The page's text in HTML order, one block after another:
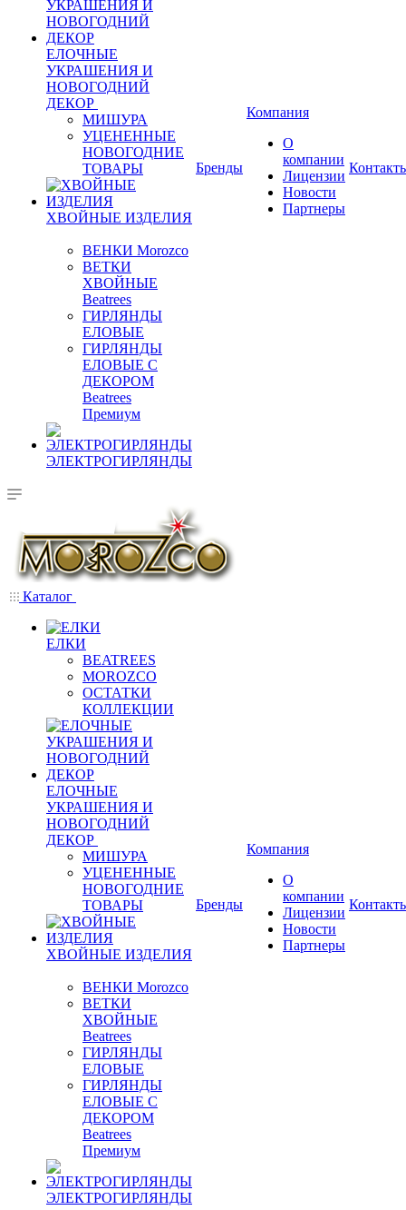
ЕЛОЧНЫЕ
УКРАШЕНИЯ И
НОВОГОДНИЙ
ДЕКОР
МИШУРА
УЦЕНЕННЫЕ
НОВОГОДНИЕ
ТОВАРЫ
ХВОЙНЫЕ ИЗДЕЛИЯ
ВЕНКИ Morozco
ВЕТКИ
ХВОЙНЫЕ
Beatrees
ГИРЛЯНДЫ
ЕЛОВЫЕ
ГИРЛЯНДЫ
ЕЛОВЫЕ С
ДЕКОРОМ
Beatrees
Премиум
ЭЛЕКТРОГИРЛЯНДЫ
Бренды
Компания
О
компании
Лицензии
Новости
Партнеры
Каталог
ЕЛКИ
BEATREES
MOROZCO
ОСТАТКИ
КОЛЛЕКЦИИ
ЕЛОЧНЫЕ
УКРАШЕНИЯ И
НОВОГОДНИЙ
ДЕКОР
МИШУРА
УЦЕНЕННЫЕ
НОВОГОДНИЕ
ТОВАРЫ
ХВОЙНЫЕ ИЗДЕЛИЯ
ВЕНКИ Morozco
ВЕТКИ
ХВОЙНЫЕ
Beatrees
ГИРЛЯНДЫ
ЕЛОВЫЕ
ГИРЛЯНДЫ
ЕЛОВЫЕ С
ДЕКОРОМ
Beatrees
Премиум
ЭЛЕКТРОГИРЛЯНДЫ
Бренды
Компания
О
компании
Лицензии
Новости
Партнеры